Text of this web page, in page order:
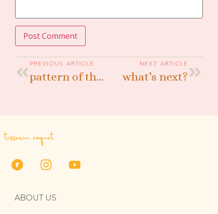
PREVIOUS ARTICLE
pattern of the month: premier flocon
NEXT ARTICLE
what’s next?
tisserin coquet
ABOUT US